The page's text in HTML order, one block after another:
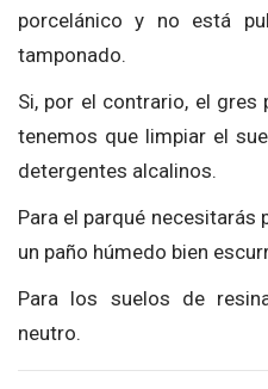
porcelánico y no está
tamponado.
Si, por el contrario, el
tenemos que limpiar el
detergentes alcalinos.
Para el parqué necesitarás
un paño húmedo bien
Para los suelos de
neutro.